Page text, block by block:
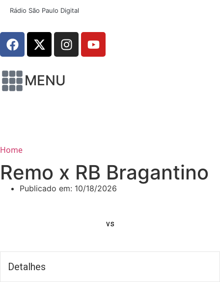
Rádio São Paulo Digital
MENU
Home
Remo x RB Bragantino
Publicado em: 10/18/2026
vs
Detalhes